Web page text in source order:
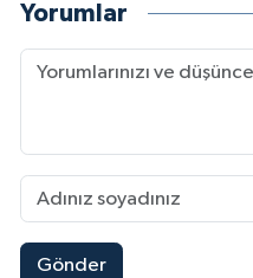
Yorumlar
Gönder